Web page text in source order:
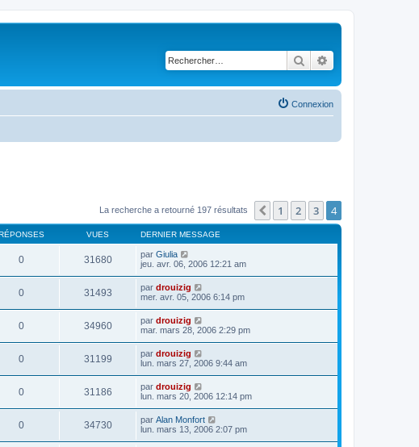
Rechercher
Connexion
La recherche a retourné 197 résultats Précédent
1 2 3 4
VUES DERNIER MESSAGE
0 31680 par Giulia
jeu. avr. 06, 2006 12:21 am
0 31493 par drouizig
mer. avr. 05, 2006 6:14 pm
0 34960 par drouizig
mar. mars 28, 2006 2:29 pm
0 31199 par drouizig
lun. mars 27, 2006 9:44 am
0 31186 par drouizig
lun. mars 20, 2006 12:14 pm
0 34730 par Alan Monfort
lun. mars 13, 2006 2:07 pm